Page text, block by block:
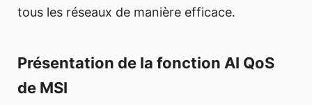
tous les réseaux de manière efficace.
Présentation de la fonction AI QoS
de MSI